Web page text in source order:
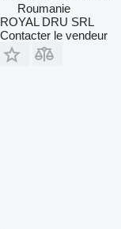
Roumanie
ROYAL DRU SRL
Contacter le vendeur